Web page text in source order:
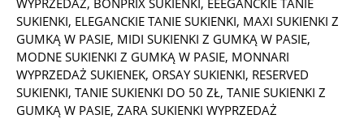
19
SUKIENKI, ELEGANCKIE TANIE SUKIENKI, MAXI SUKIENKI Z
GUMKĄ W PASIE, MIDI SUKIENKI Z GUMKĄ W PASIE,
MODNE SUKIENKI Z GUMKĄ W PASIE, MONNARI
WYPRZEDAŻ SUKIENEK, ORSAY SUKIENKI, RESERVED
SUKIENKI, TANIE SUKIENKI DO 50 ZŁ, TANIE SUKIENKI Z
GUMKĄ W PASIE, ZARA SUKIENKI WYPRZEDAŻ